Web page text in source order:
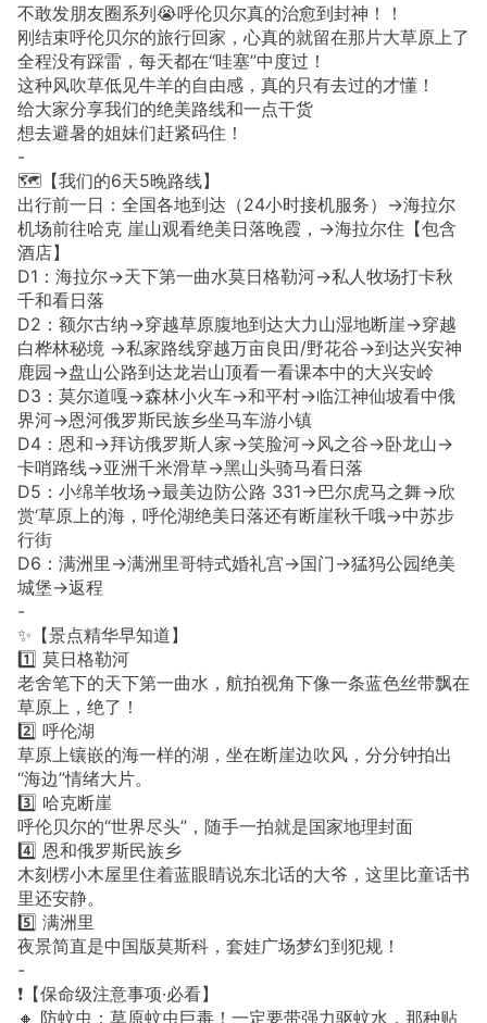
不敢发朋友圈系列😭呼伦贝尔真的治愈到封神！！
刚结束呼伦贝尔的旅行回家，心真的就留在那片大草原上了
全程没有踩雷，每天都在“哇塞”中度过！
这种风吹草低见牛羊的自由感，真的只有去过的才懂！
给大家分享我们的绝美路线和一点干货
想去避暑的姐妹们赶紧码住！
-
🗺️【我们的6天5晚路线】
出行前一日：全国各地到达（24小时接机服务）→海拉尔
机场前往哈克 崖山观看绝美日落晚霞，→海拉尔住【包含
酒店】
D1：海拉尔→天下第一曲水莫日格勒河→私人牧场打卡秋
千和看日落
D2：额尔古纳→穿越草原腹地到达大力山湿地断崖→穿越
白桦林秘境 →私家路线穿越万亩良田/野花谷→到达兴安神
鹿园→盘山公路到达龙岩山顶看一看课本中的大兴安岭
D3：莫尔道嘎→森林小火车→和平村→临江神仙坡看中俄
界河→恩河俄罗斯民族乡坐马车游小镇
D4：恩和→拜访俄罗斯人家→笑脸河→风之谷→卧龙山→
卡哨路线→亚洲千米滑草→黑山头骑马看日落
D5：小绵羊牧场→最美边防公路 331→巴尔虎马之舞→欣
赏‘草原上的海，呼伦湖绝美日落还有断崖秋千哦→中苏步
行街
D6：满洲里→满洲里哥特式婚礼宫→国门→猛犸公园绝美
城堡→返程
-
✨【景点精华早知道】
1️⃣ 莫日格勒河
老舍笔下的天下第一曲水，航拍视角下像一条蓝色丝带飘在
草原上，绝了！
2️⃣ 呼伦湖
草原上镶嵌的海一样的湖，坐在断崖边吹风，分分钟拍出
“海边”情绪大片。
3️⃣ 哈克断崖
呼伦贝尔的“世界尽头”，随手一拍就是国家地理封面
4️⃣ 恩和俄罗斯民族乡
木刻楞小木屋里住着蓝眼睛说东北话的大爷，这里比童话书
里还安静。
5️⃣ 满洲里
夜景简直是中国版莫斯科，套娃广场梦幻到犯规！
-
❗️【保命级注意事项·必看】
🔸 防蚊虫：草原蚊虫巨毒！一定要带强力驱蚊水，那种贴